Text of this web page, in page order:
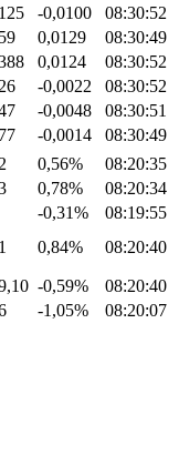
-0,0100
08:30:52
0,0129
08:30:49
0,0124
08:30:52
-0,0022
08:30:52
-0,0048
08:30:51
-0,0014
08:30:49
0,56%
08:20:35
0,78%
08:20:34
-0,31%
08:19:55
0,84% 08:20:40
-0,59%
08:20:40
-1,05%
08:20:07